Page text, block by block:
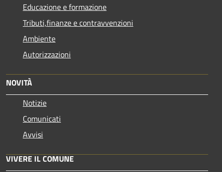
Educazione e formazione
Tributi,finanze e contravvenzioni
Ambiente
Autorizzazioni
NOVITÀ
Notizie
Comunicati
Avvisi
VIVERE IL COMUNE